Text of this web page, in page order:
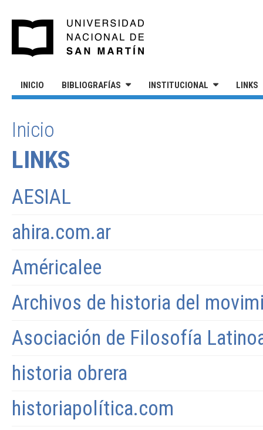
INICIO BIBLIOGRAFÍAS INSTITUCIONAL LINKS
SE ENCUENTRA USTED AQUÍ
Inicio
LINKS
AESIAL
ahira.com.ar
Américalee
Archivos de historia del
Asociación de Filosofía
historia obrera
historiapolítica.com